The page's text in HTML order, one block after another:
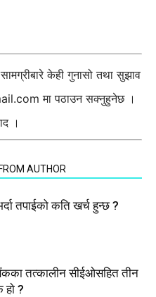
केही गुनासो तथा सुझाव
मा पठाउन सक्नुहुनेछ ।
।
AUTHOR
तपाईको कति खर्च हुन्छ ?
तत्कालीन सीईओसहित तीन
हाे ?